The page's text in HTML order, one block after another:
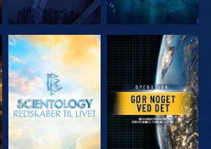
UDFORSK
SERIEN
SE